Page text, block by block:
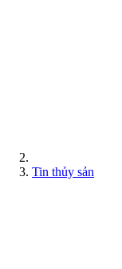
Tin thủy sản